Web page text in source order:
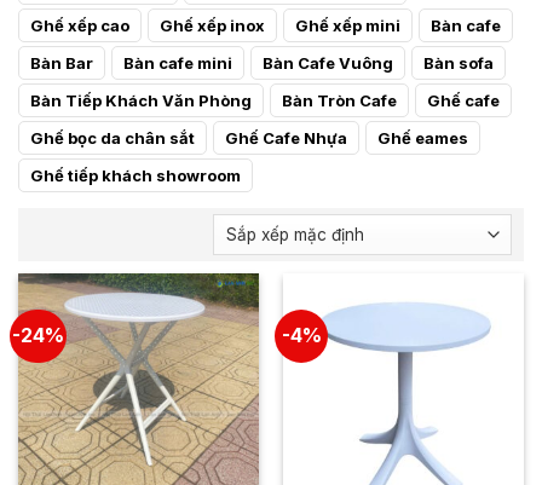
Ghế xếp cao
Ghế xếp inox Ghế xếp mini
Bàn cafe
Bàn Bar
Bàn cafe mini Bàn Cafe Vuông
Bàn sofa
Bàn Tiếp Khách Văn Phòng
Bàn Tròn Cafe
Ghế cafe
Ghế bọc da chân sắt
Ghế Cafe Nhựa
Ghế eames
Ghế tiếp khách showroom
-24% -4%